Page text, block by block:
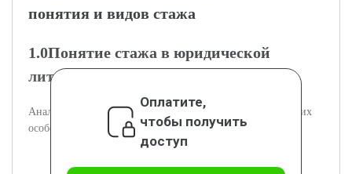
понятия и видов стажа
1.0Понятие стажа в юридической
литературе
Анализ определений стажа в юридической литературе и их
особенностей.
Оплатите,
чтобы получить
доступ